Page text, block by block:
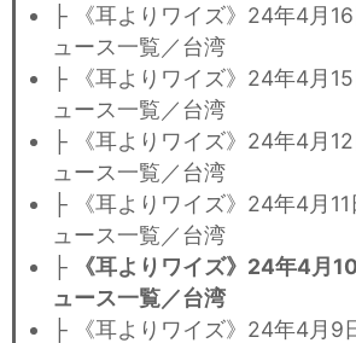
├ 《耳よりワイズ》24年4月
ュース一覧／台湾
├ 《耳よりワイズ》24年4月
ュース一覧／台湾
├ 《耳よりワイズ》24年4月
ュース一覧／台湾
├ 《耳よりワイズ》24年4月
ュース一覧／台湾
├
《耳よりワイズ》24年4月
ュース一覧／台湾
├ 《耳よりワイズ》24年4月9